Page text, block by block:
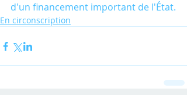
d'un financement important de l'État.
En circonscription